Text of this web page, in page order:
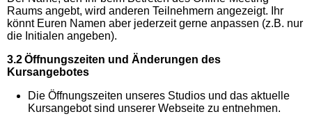
Raums angebt, wird anderen Teilnehmern angezeigt. Ihr
könnt Euren Namen aber jederzeit gerne anpassen (z.B. nur
die Initialen angeben).
3.2 Öffnungszeiten und Änderungen des
Kursangebotes
Die Öffnungszeiten unseres Studios und das aktuelle
Kursangebot sind unserer Webseite zu entnehmen.